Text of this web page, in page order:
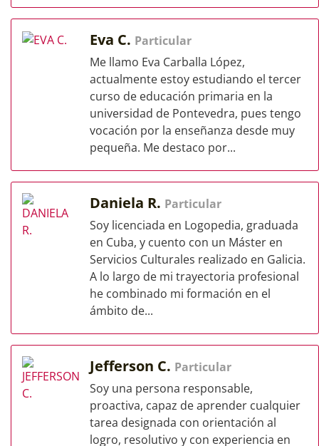
Eva C. Particular
Me llamo Eva Carballa López,
actualmente estoy estudiando el tercer
curso de educación primaria en la
universidad de Pontevedra, pues tengo
vocación por la enseñanza desde muy
pequeña. Me destaco por...
Daniela R. Particular
Soy licenciada en Logopedia, graduada
en Cuba, y cuento con un Máster en
Servicios Culturales realizado en Galicia.
A lo largo de mi trayectoria profesional
he combinado mi formación en el
ámbito de...
Jefferson C. Particular
Soy una persona responsable,
proactiva, capaz de aprender cualquier
tarea designada con orientación al
logro, resolutivo y con experiencia en